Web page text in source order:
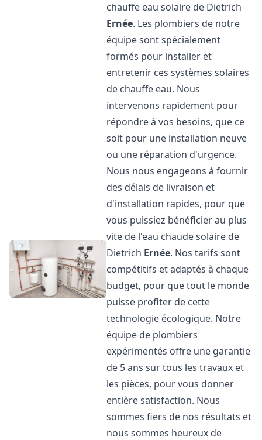
chauffe eau solaire de Dietrich
Ernée. Les plombiers de notre
équipe sont spécialement
formés pour installer et
entretenir ces systèmes solaires
de chauffe eau. Nous
intervenons rapidement pour
répondre à vos besoins, que ce
soit pour une installation neuve
ou une réparation d'urgence.
Nous nous engageons à fournir
des délais de livraison et
d'installation rapides, pour que
vous puissiez bénéficier au plus
vite de l'eau chaude solaire de
Dietrich Ernée. Nos tarifs sont
compétitifs et adaptés à chaque
budget, pour que tout le monde
puisse profiter de cette
technologie écologique. Notre
équipe de plombiers
expérimentés offre une garantie
de 5 ans sur tous les travaux et
les pièces, pour vous donner
entière satisfaction. Nous
sommes fiers de nos résultats et
nous sommes heureux de